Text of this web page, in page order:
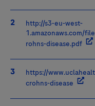
http://s3-eu-west-
1.amazonaws.com/
rohns-disease.pdf
https://
crohns-disease